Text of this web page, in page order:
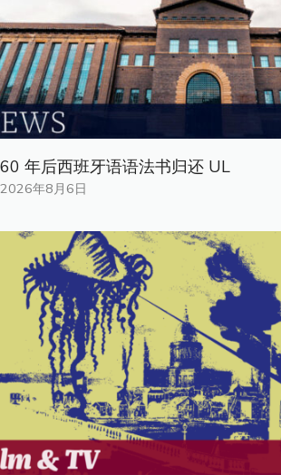
60 年后西班牙语语法书归还 UL
2026年8月6日